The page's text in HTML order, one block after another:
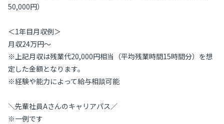
50,000円）
＜1年目月収例＞
月収24万円～
※上記月収は残業代20,000円相当（平均残業時間15時間分）を想
定した金額となります。
※経験や能力によって給与相談可能
＼先輩社員Aさんのキャリアパス／
※一例です